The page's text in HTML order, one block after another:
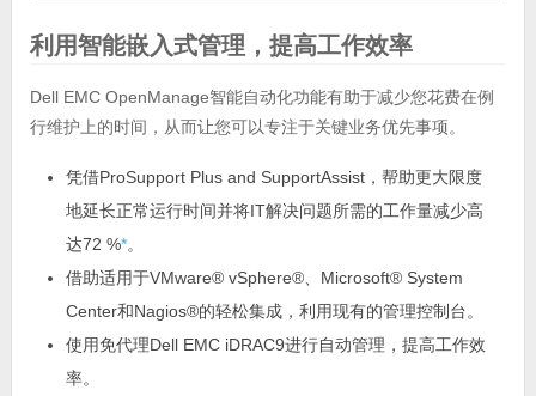
利用智能嵌入式管理，提高工作效率
Dell EMC OpenManage智能自动化功能有助于减少您花费在例
行维护上的时间，从而让您可以专注于关键业务优先事项。
凭借ProSupport Plus and SupportAssist，帮助更大限度
地延长正常运行时间并将IT解决问题所需的工作量减少高
达72 %*。
借助适用于VMware® vSphere®、Microsoft® System
Center和Nagios®的轻松集成，利用现有的管理控制台。
使用免代理Dell EMC iDRAC9进行自动管理，提高工作效
率。